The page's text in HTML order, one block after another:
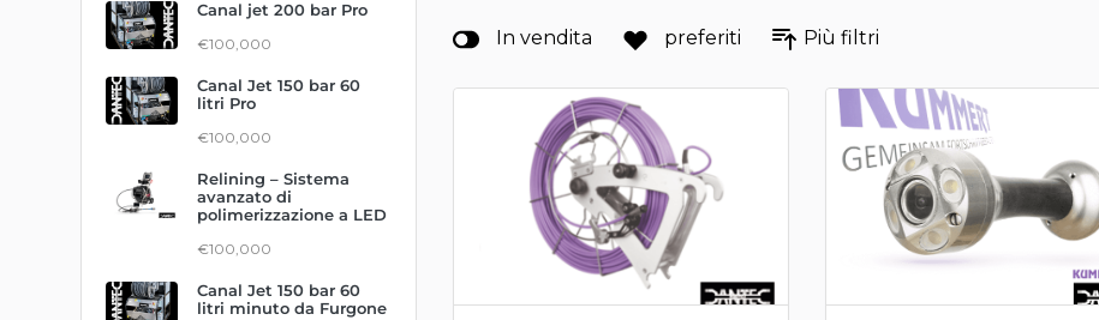
Canal jet 200 bar Pro
€100,000
Canal Jet 150 bar 60
litri Pro
€100,000
Relining – Sistema
avanzato di
polimerizzazione a LED
€100,000
Canal Jet 150 bar 60
litri minuto da Furgone
In vendita preferiti Più filtri